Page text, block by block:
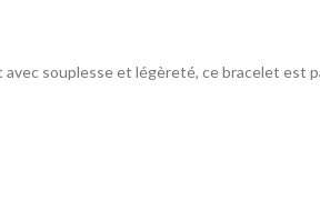
souplesse et légèreté, ce bracelet est